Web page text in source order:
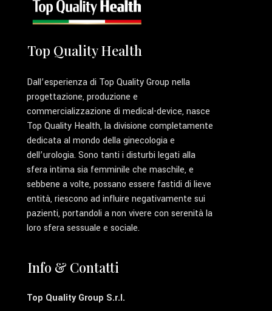
Top Quality Health
Dall’esperienza di Top Quality Group nella
progettazione, produzione e
commercializzazione di medical-device, nasce
Top Quality Health, la divisione completamente
dedicata al mondo della ginecologia e
dell’urologia. Sono tanti i disturbi legati alla
sfera intima sia femminile che maschile, e
sebbene a volte, possano essere fastidi di lieve
entità, riescono ad influire negativamente sui
pazienti, portandoli a non vivere con serenità la
loro sfera sessuale e sociale.
Info & Contatti
Top Quality Group S.r.l.